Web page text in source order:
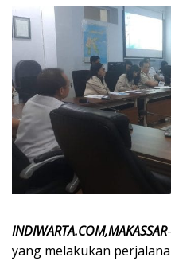
INDIWARTA.COM,MAKASSAR
yang melakukan